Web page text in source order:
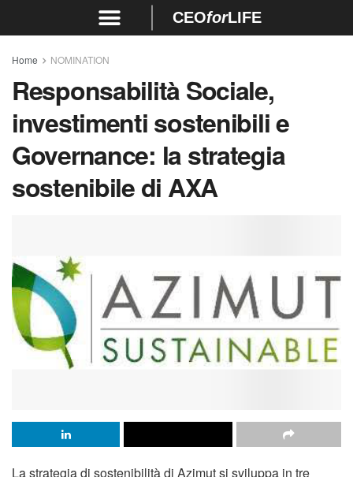
CEOforLIFE
Home NOMINATION
Responsabilità Sociale,
investimenti sostenibili e
Governance: la strategia
sostenibile di AXA
La strategia di sostenibilità di Azimut si sviluppa in tre